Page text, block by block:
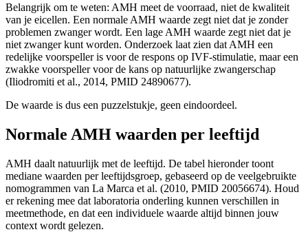
Belangrijk om te weten: AMH meet de voorraad, niet de kwaliteit
van je eicellen. Een normale AMH waarde zegt niet dat je zonder
problemen zwanger wordt. Een lage AMH waarde zegt niet dat je
niet zwanger kunt worden. Onderzoek laat zien dat AMH een
redelijke voorspeller is voor de respons op IVF-stimulatie, maar een
zwakke voorspeller voor de kans op natuurlijke zwangerschap
(Iliodromiti et al., 2014, PMID 24890677).
De waarde is dus een puzzelstukje, geen eindoordeel.
Normale AMH waarden per leeftijd
AMH daalt natuurlijk met de leeftijd. De tabel hieronder toont
mediane waarden per leeftijdsgroep, gebaseerd op de veelgebruikte
nomogrammen van La Marca et al. (2010, PMID 20056674). Houd
er rekening mee dat laboratoria onderling kunnen verschillen in
meetmethode, en dat een individuele waarde altijd binnen jouw
context wordt gelezen.